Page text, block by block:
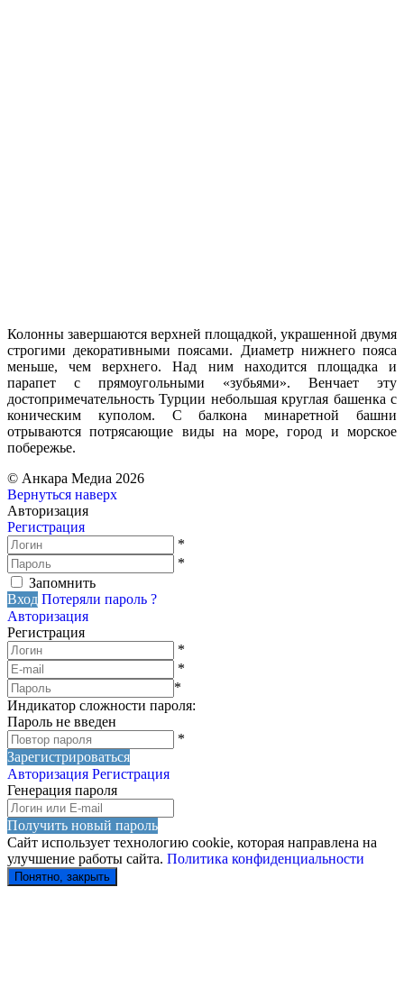
Колонны завершаются верхней площадкой, украшенной двумя
строгими декоративными поясами. Диаметр нижнего пояса
меньше,чем верхнего.Над ним находится площадка
и
парапет
с прямоугольными «зубьями». Венчает
эту
достопримечательность Турции небольшая круглая башенка с
коническим
куполом. С балкона минаретной
башни
отрываются потрясающие виды на море,город и морское
побережье.
© Анкара Медиа 2026
Вернуться наверх
Авторизация
Регистрация
*
*
Запомнить
Вход Потеряли пароль ?
Авторизация
Регистрация
*
*
*
Индикатор сложности пароля:
Пароль не введен
*
Зарегистрироваться
Авторизация Регистрация
Генерация пароля
Получить новый пароль
Сайт использует технологию cookie, которая направлена на
улучшение работы сайта. Политика конфиденциальности
Понятно, закрыть